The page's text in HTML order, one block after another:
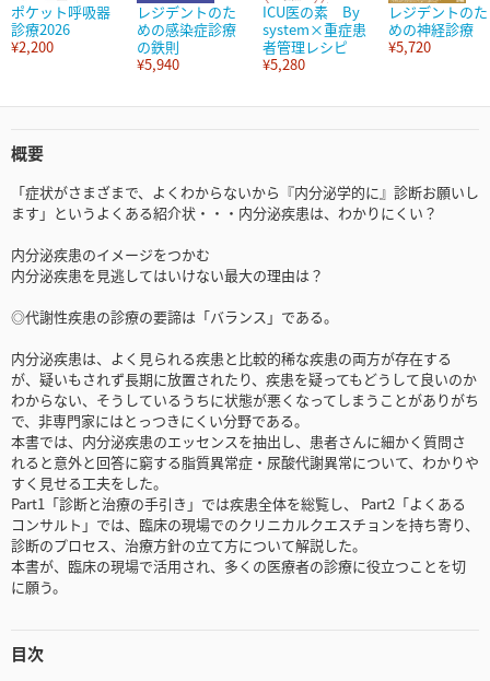
ポケット呼吸器
診療2026
¥2,200
レジデントのた
めの感染症診療
の鉄則
¥5,940
ICU医の素 By
system×重症患
者管理レシピ
¥5,280
レジデントのた
めの神経診療
¥5,720
概要
「症状がさまざまで、よくわからないから『内分泌学的に』診断お願いし
ます」というよくある紹介状・・・内分泌疾患は、わかりにくい？
内分泌疾患のイメージをつかむ
内分泌疾患を見逃してはいけない最大の理由は？
◎代謝性疾患の診療の要諦は「バランス」である。
内分泌疾患は、よく見られる疾患と比較的稀な疾患の両方が存在する
が、疑いもされず長期に放置されたり、疾患を疑ってもどうして良いのか
わからない、そうしているうちに状態が悪くなってしまうことがありがち
で、非専門家にはとっつきにくい分野である。
本書では、内分泌疾患のエッセンスを抽出し、患者さんに細かく質問さ
れると意外と回答に窮する脂質異常症・尿酸代謝異常について、わかりや
すく見せる工夫をした。
Part1「診断と治療の手引き」では疾患全体を総覧し、 Part2「よくある
コンサルト」では、臨床の現場でのクリニカルクエスチョンを持ち寄り、
診断のプロセス、治療方針の立て方について解説した。
本書が、臨床の現場で活用され、多くの医療者の診療に役立つことを切
に願う。
目次